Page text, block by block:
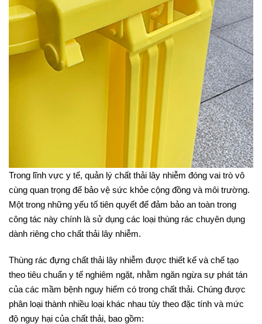
Trong lĩnh vực y tế, quản lý chất thải lây nhiễm đóng vai trò vô
cùng quan trọng để bảo vệ sức khỏe cộng đồng và môi trường.
Một trong những yếu tố tiên quyết để đảm bảo an toàn trong
công tác này chính là sử dụng các loại thùng rác chuyên dụng
dành riêng cho chất thải lây nhiễm.
Thùng rác đựng chất thải lây nhiễm được thiết kế và chế tạo
theo tiêu chuẩn y tế nghiêm ngặt, nhằm ngăn ngừa sự phát tán
của các mầm bệnh nguy hiểm có trong chất thải. Chúng được
phân loại thành nhiều loại khác nhau tùy theo đặc tính và mức
độ nguy hại của chất thải, bao gồm: